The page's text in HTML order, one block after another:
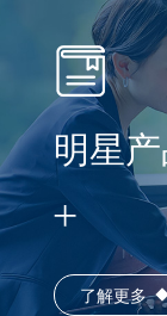
明星
了解更多